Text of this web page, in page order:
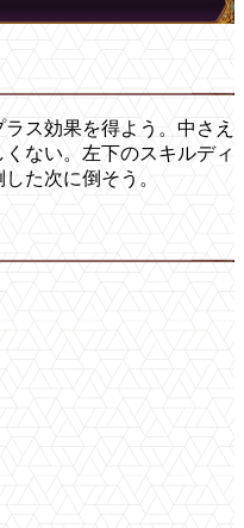
ス効果を得よう。中さえ
ない。左下のスキルディ
た次に倒そう。